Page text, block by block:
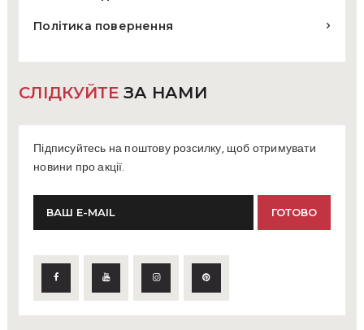
Політика повернення
СЛІДКУЙТЕ ЗА НАМИ
Підписуйтесь на поштову розсилку, щоб отримувати
новини про акції.